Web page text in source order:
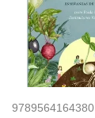
9789564164380